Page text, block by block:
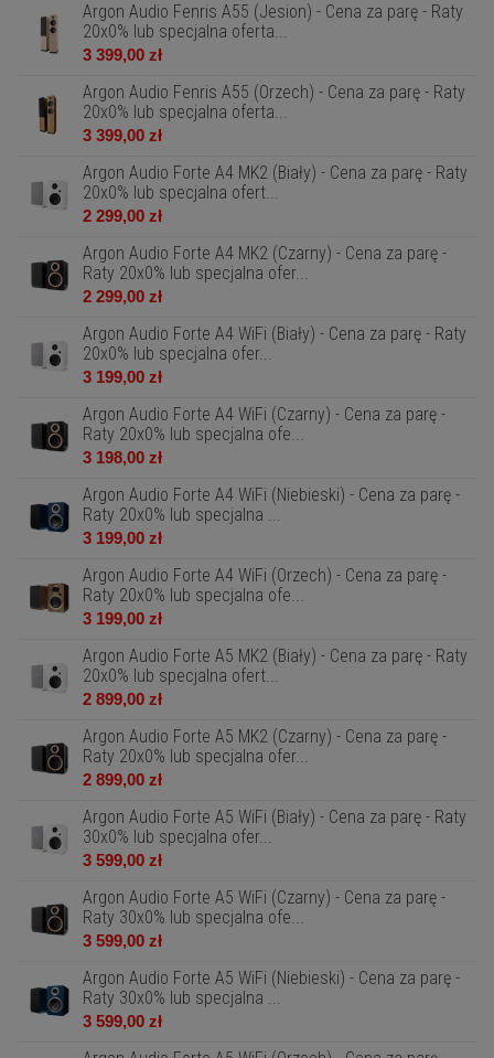
Argon Audio Fenris A55 (Jesion) - Cena za parę - Raty
20x0% lub specjalna oferta...
3 399,00 zł
Argon Audio Fenris A55 (Orzech) - Cena za parę - Raty
20x0% lub specjalna oferta...
3 399,00 zł
Argon Audio Forte A4 MK2 (Biały) - Cena za parę - Raty
20x0% lub specjalna ofert...
2 299,00 zł
Argon Audio Forte A4 MK2 (Czarny) - Cena za parę -
Raty 20x0% lub specjalna ofer...
2 299,00 zł
Argon Audio Forte A4 WiFi (Biały) - Cena za parę - Raty
20x0% lub specjalna ofer...
3 199,00 zł
Argon Audio Forte A4 WiFi (Czarny) - Cena za parę -
Raty 20x0% lub specjalna ofe...
3 198,00 zł
Argon Audio Forte A4 WiFi (Niebieski) - Cena za parę -
Raty 20x0% lub specjalna ...
3 199,00 zł
Argon Audio Forte A4 WiFi (Orzech) - Cena za parę -
Raty 20x0% lub specjalna ofe...
3 199,00 zł
Argon Audio Forte A5 MK2 (Biały) - Cena za parę - Raty
20x0% lub specjalna ofert...
2 899,00 zł
Argon Audio Forte A5 MK2 (Czarny) - Cena za parę -
Raty 20x0% lub specjalna ofer...
2 899,00 zł
Argon Audio Forte A5 WiFi (Biały) - Cena za parę - Raty
30x0% lub specjalna ofer...
3 599,00 zł
Argon Audio Forte A5 WiFi (Czarny) - Cena za parę -
Raty 30x0% lub specjalna ofe...
3 599,00 zł
Argon Audio Forte A5 WiFi (Niebieski) - Cena za parę -
Raty 30x0% lub specjalna ...
3 599,00 zł